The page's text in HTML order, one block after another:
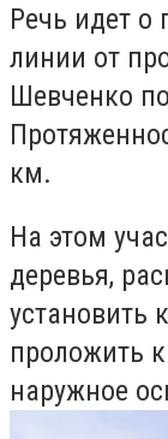
Речь идет о
линии от
Шевченко
км.
На этом
деревья,
установить
проложить
наружное